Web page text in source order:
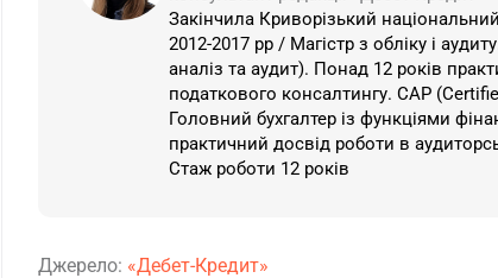
Закінчила Криворізький
2012-2017 рр / Магістр з обліку і
аналіз та аудит). Понад 12 років
податкового консалтингу. CAP
Головний бухгалтер із функціями
практичний досвід роботи в
Стаж роботи 12 років
Джерело: «Дебет-Кредит»